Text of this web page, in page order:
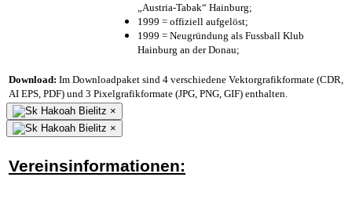
„Austria-Tabak“ Hainburg;
1999 = offiziell aufgelöst;
1999 = Neugründung als Fussball Klub
Hainburg an der Donau;
Download: Im Downloadpaket sind 4 verschiedene Vektorgrafikformate (CDR,
AI EPS, PDF) und 3 Pixelgrafikformate (JPG, PNG, GIF) enthalten.
×
×
Vereinsinformationen: